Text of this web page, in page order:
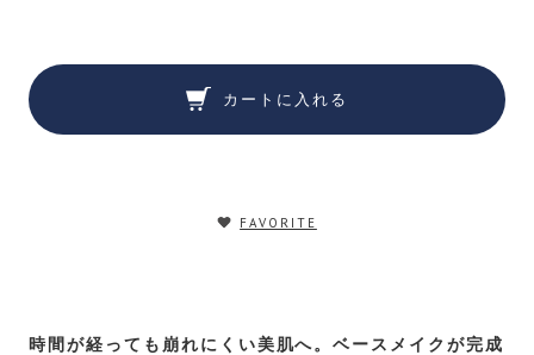
カートに入れる
FAVORITE
時間が経っても崩れにくい美肌へ。ベースメイクが完成